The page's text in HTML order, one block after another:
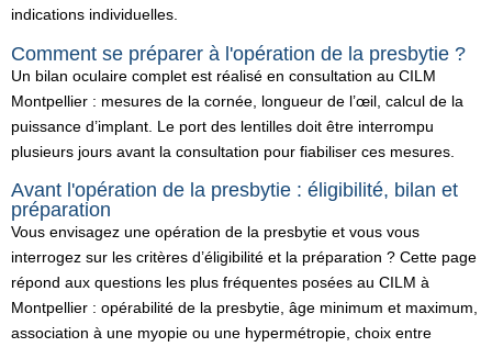
indications individuelles.
Comment se préparer à l'opération de la presbytie ?
Un bilan oculaire complet est réalisé en consultation au CILM
Montpellier : mesures de la cornée, longueur de l’œil, calcul de la
puissance d’implant. Le port des lentilles doit être interrompu
plusieurs jours avant la consultation pour fiabiliser ces mesures.
Avant l'opération de la presbytie : éligibilité, bilan et
préparation
Vous envisagez une opération de la presbytie et vous vous
interrogez sur les critères d’éligibilité et la préparation ? Cette page
répond aux questions les plus fréquentes posées au CILM à
Montpellier : opérabilité de la presbytie, âge minimum et maximum,
association à une myopie ou une hypermétropie, choix entre